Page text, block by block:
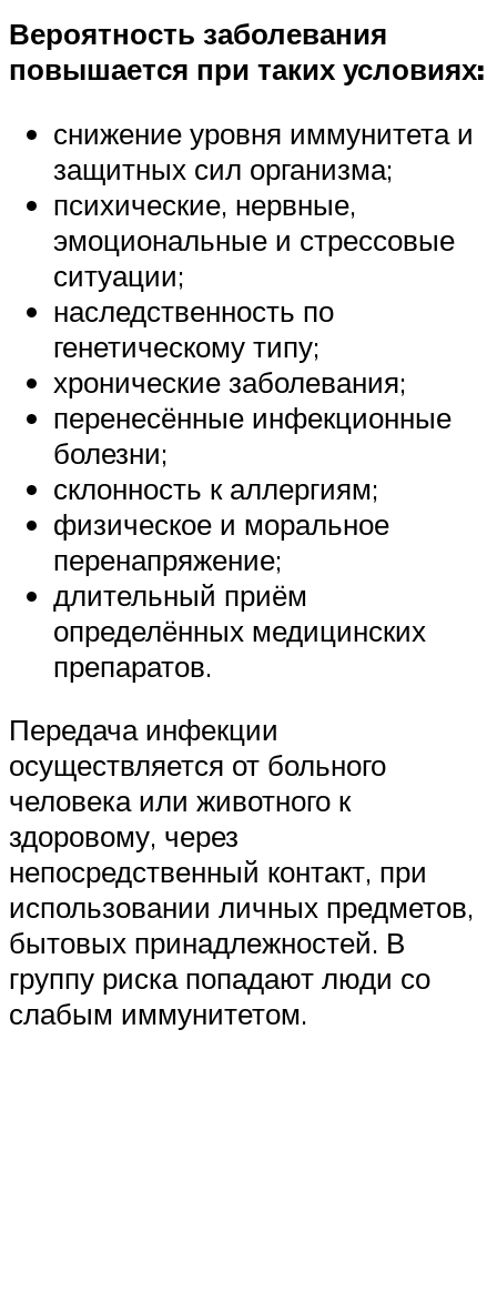
Вероятность заболевания
повышается при таких условиях:
снижение уровня иммунитета и
защитных сил организма;
психические, нервные,
эмоциональные и стрессовые
ситуации;
наследственность по
генетическому типу;
хронические заболевания;
перенесённые инфекционные
болезни;
склонность к аллергиям;
физическое и моральное
перенапряжение;
длительный приём
определённых медицинских
препаратов.
Передача инфекции
осуществляется от больного
человека или животного к
здоровому, через
непосредственный контакт, при
использовании личных предметов,
бытовых принадлежностей. В
группу риска попадают люди со
слабым иммунитетом.